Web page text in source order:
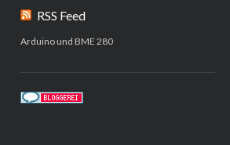
RSS Feed
Arduino und BME 280